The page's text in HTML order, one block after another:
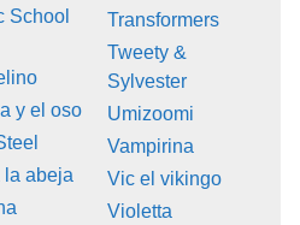
School
y el oso
la abeja
Transformers
Tweety &
Sylvester
Umizoomi
Vampirina
Vic el vikingo
Violetta